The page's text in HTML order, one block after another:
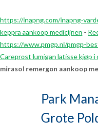
https://inapng.com/inapng-
keppra aankoop medicijnen -
https://www.pmgp.nl/pmgp-
Careprost lumigan latisse kjøp i
mirasol remergon aankoop
Park
Grote